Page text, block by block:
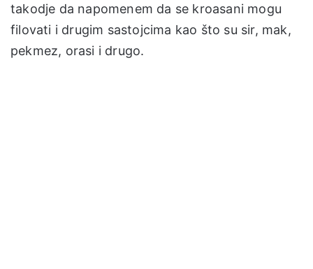
takodje da napomenem da se kroasani mogu
filovati i drugim sastojcima kao što su sir, mak,
pekmez, orasi i drugo.